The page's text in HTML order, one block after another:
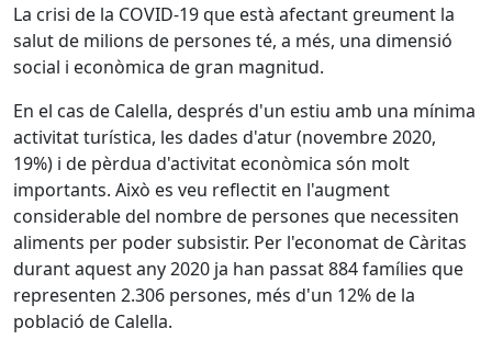
La crisi de la COVID-19 que està afectant greument la
salut de milions de persones té, a més, una dimensió
social i econòmica de gran magnitud.
En el cas de Calella, després d'un estiu amb una mínima
activitat turística, les dades d'atur (novembre 2020,
19%) i de pèrdua d'activitat econòmica són molt
importants. Això es veu reflectit en l'augment
considerable del nombre de persones que necessiten
aliments per poder subsistir. Per l'economat de Càritas
durant aquest any 2020 ja han passat 884 famílies que
representen 2.306 persones, més d'un 12% de la
població de Calella.